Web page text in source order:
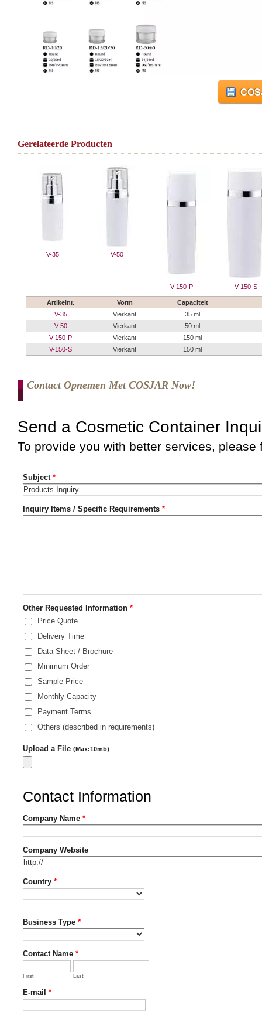
Gerelateerde Producten
V-35 V-50
V-150-P V-150-S
Artikelnr. Vorm
Capaciteit
V-35
Vierkant
35 ml
V-50
Vierkant
50 ml
V-150-P
Vierkant
150 ml
V-150-S
Vierkant 150 ml
Contact Opnemen Met COSJAR Now!